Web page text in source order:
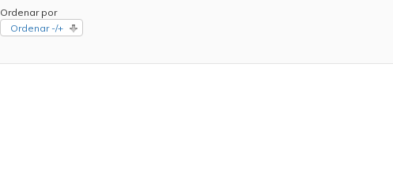
Ordenar por
Ordenar -/+